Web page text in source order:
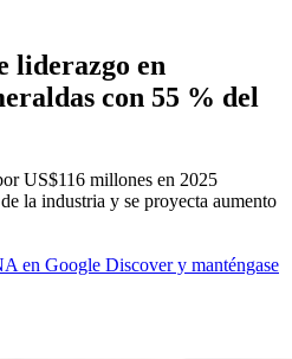
liderazgo en
con 55 % del
US$116 millones en 2025
la industria y se proyecta aumento
en Google Discover y manténgase